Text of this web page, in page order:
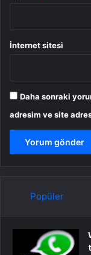
İnternet sitesi
Daha sonraki
adresim ve site
Popüler